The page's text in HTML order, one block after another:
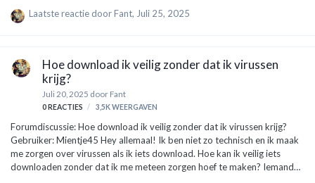
Goede vraag. Het is een veelbesproken onderwerp, dus laat me je daar
Maar hier zijn een paar dingen om te overwegen: Veiligheid op het
internet: Zelfs de meest ervaren gebruikers kunnen een fout …
Laatste reactie doorFant, Juli 25, 2025
Hoe download ik veilig zonder dat ik virussen
krijg?
Juli 20, 2025 door Fant
0 REACTIES 3,5K WEERGAVEN
Forumdiscussie: Hoe download ik veilig zonder dat ik virussen krijg?
Gebruiker: Mientje45 Hey allemaal! Ik ben niet zo technisch en ik maak
me zorgen over virussen als ik iets download. Hoe kan ik veilig iets
downloaden zonder dat ik me meteen zorgen hoef te maken? Iemand